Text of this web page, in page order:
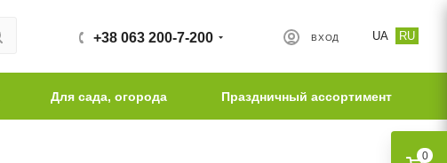
UA RU
ВХОД
+38 063 200-7-200
Для сада, огорода Праздничный ассортимент
0